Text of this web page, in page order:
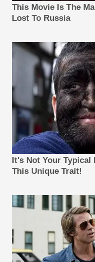
This Movie Is The
Lost To Russia
It's Not Your Typical
This Unique Trait!